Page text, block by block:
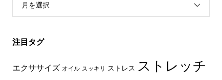
月を選択
注目タグ
エクササイズ オイル スッキリ ストレス ストレッチ